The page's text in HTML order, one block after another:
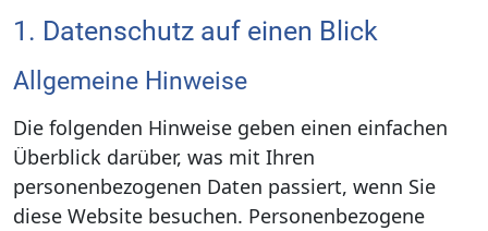
1. Datenschutz auf einen Blick
Allgemeine Hinweise
Die folgenden Hinweise geben einen einfachen
Überblick darüber, was mit Ihren
personenbezogenen Daten passiert, wenn Sie
diese Website besuchen. Personenbezogene